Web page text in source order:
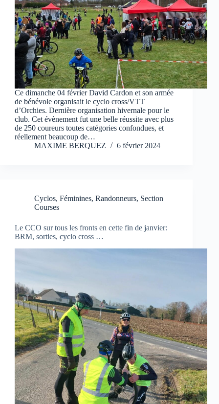
Ce dimanche 04 février David Cardon et son armée
de bénévole organisait le cyclo cross/VTT
d’Orchies. Dernière organisation hivernale pour le
club. Cet évènement fut une belle réussite avec plus
de 250 coureurs toutes catégories confondues, et
réellement beaucoup de…
MAXIME BERQUEZ
6 février 2024
Cyclos, Féminines, Randonneurs, Section
Courses
Le CCO sur tous les fronts en cette fin de janvier:
BRM, sorties, cyclo cross …